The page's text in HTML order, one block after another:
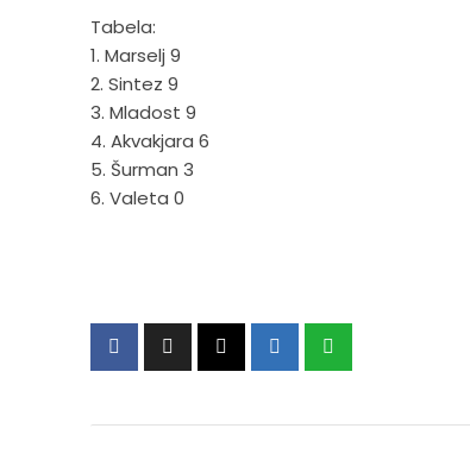
Tabela:
1. Marselj 9
2. Sintez 9
3. Mladost 9
4. Akvakjara 6
5. Šurman 3
6. Valeta 0